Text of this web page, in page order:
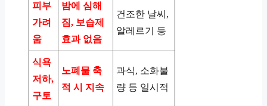
피부
가려
움
밤에 심해
짐, 보습제
효과 없음
건조한 날씨,
알레르기 등
식욕
저하,
구토
노폐물 축
적 시 지속
과식, 소화불
량 등 일시적